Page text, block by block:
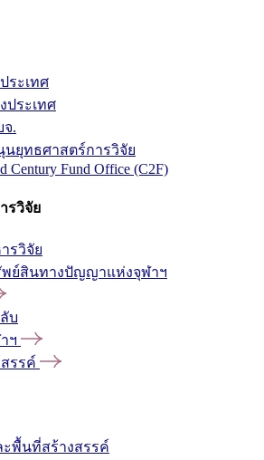
ระเทศ
ประเทศ
จ.
ยุทธศาสตร์การวิจัย
Century Fund Office (C2F)
รวิจัย
รวิจัย
ย์สินทางปัญญาแห่งจุฬาฯ
บ
ฯ
รรค์
พื้นที่สร้างสรรค์